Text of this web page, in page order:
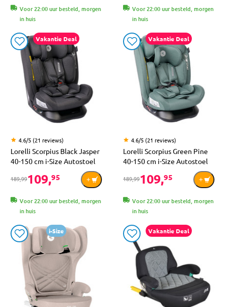
Voor 22:00 uur besteld, morgen
in huis
Voor 22:00 uur besteld, morgen
in huis
Vakantie Deal
4.6/5 (21 reviews)
Lorelli Scorpius Black Jasper
40-150 cm i-Size Autostoel
189,99109,95
Voor 22:00 uur besteld, morgen
in huis
Vakantie Deal
4.6/5 (21 reviews)
Lorelli Scorpius Green Pine
40-150 cm i-Size Autostoel
189,99109,95
Voor 22:00 uur besteld, morgen
in huis
i-Size Vakantie Deal